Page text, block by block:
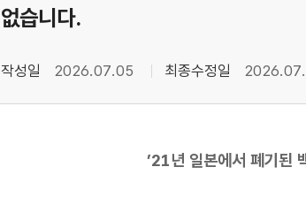
없습니다.
작성일 2026.07.05 최종수정일
’21년 일본에서 폐기된